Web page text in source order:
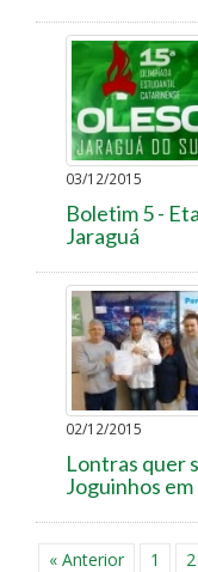
03/12/2015
Boletim 5 -
Jaraguá
02/12/2015
Lontras quer
Joguinhos
« Anterior 1 2